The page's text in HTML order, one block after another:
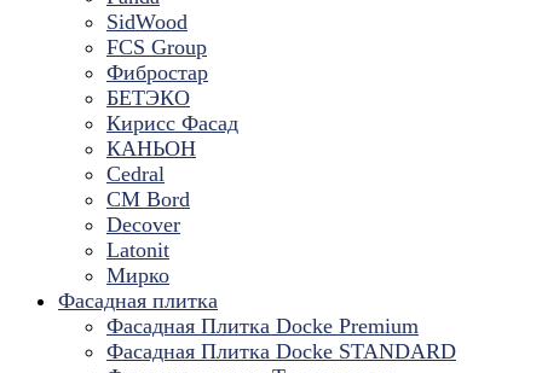
SidWood
FCS Group
Фибростар
БЕТЭКО
Кирисс Фасад
КАНЬОН
Cedral
CM Bord
Decover
Latonit
Мирко
Фасадная плитка
Фасадная Плитка Docke Premium
Фасадная Плитка Docke STANDARD